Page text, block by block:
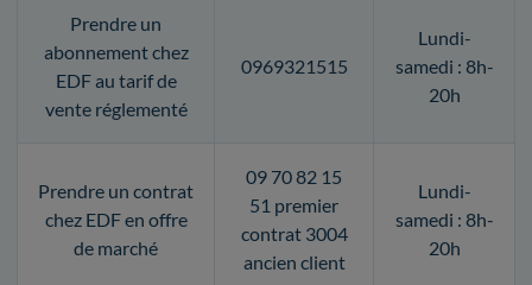
Prendre un
abonnement chez
EDF au tarif de
vente réglementé
0969321515
Lundi-
samedi : 8h-
20h
Prendre un contrat
chez EDF en offre
de marché
09 70 82 15
51 premier
contrat 3004
ancien client
Lundi-
samedi : 8h-
20h